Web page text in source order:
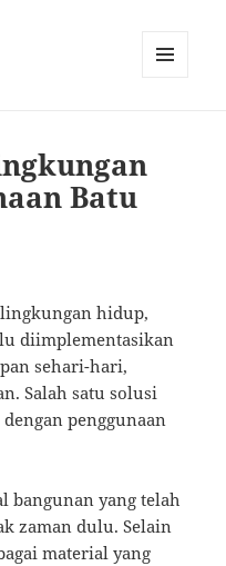
Batu
hidup,
diimplementasikan
sehari-hari,
Salah satu solusi
penggunaan
bangunan yang telah
zaman dulu. Selain
material yang